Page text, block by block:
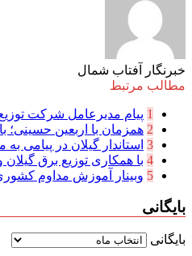
خبرنگار آفتاب شمال
مطالب مرتبط
1 پیام مدیرعامل شركت
2 همزمان با اربعین حسینی؛
3 استاندار گیلان در پیامی
4 با همکاری توزیع برق
5 وبینار آموزش مداوم
بایگانی
بایگانی